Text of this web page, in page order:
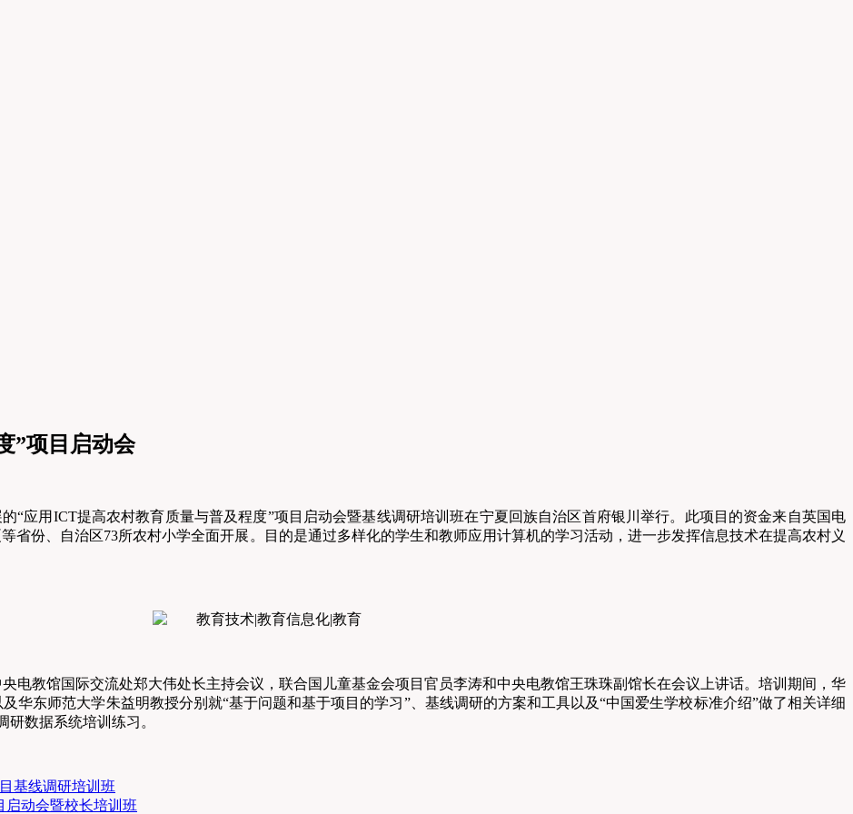
”项目启动会
“应用ICT提高农村教育质量与普及程度”项目启动会暨基线调研培训班在宁夏回族自治区首府银川举行。此项目的资金来自英国电
省份、自治区73所农村小学全面开展。目的是通过多样化的学生和教师应用计算机的学习活动，进一步发挥信息技术在提高农村义
电教馆国际交流处郑大伟处长主持会议，联合国儿童基金会项目官员李涛和中央电教馆王珠珠副馆长在会议上讲话。培训期间，华
华东师范大学朱益明教授分别就“基于问题和基于项目的学习”、基线调研的方案和工具以及“中国爱生学校标准介绍”做了相关详细
数据系统培训练习。
基线调研培训班
启动会暨校长培训班